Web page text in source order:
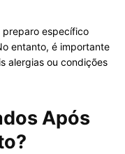
preparo específico
entanto, é importante
alergias ou condições
Após